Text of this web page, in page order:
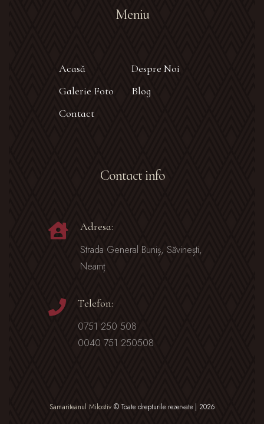
Meniu
Acasă
Despre Noi
Galerie Foto
Blog
Contact
Contact info
Adresa:
Strada General Buniș, Săvinești,
Neamț
Telefon:
0751 250 508
0040 751 250508
Samariteanul Milostiv © Toate drepturile rezervate | 2026